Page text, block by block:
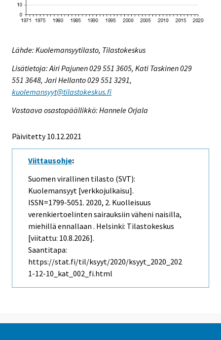
Lähde: Kuolemansyytilasto, Tilastokeskus
Lisätietoja: Airi Pajunen 029 551 3605, Kati Taskinen 029
551 3648, Jari Hellanto 029 551 3291,
kuolemansyyt@tilastokeskus.fi
Vastaava osastopäällikkö: Hannele Orjala
Päivitetty 10.12.2021
Viittausohje:
Suomen virallinen tilasto (SVT):
Kuolemansyyt [verkkojulkaisu].
ISSN=1799-5051. 2020, 2. Kuolleisuus
verenkiertoelinten sairauksiin väheni naisilla,
miehillä ennallaan . Helsinki: Tilastokeskus
[viitattu: 10.8.2026].
Saantitapa:
https://stat.fi/til/ksyyt/2020/ksyyt_2020_202
1-12-10_kat_002_fi.html